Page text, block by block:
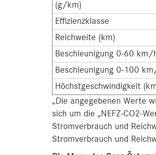
(g/km)
Effizienzklasse
Reichweite (km)
Beschleunigung 0-60 km/
Beschleunigung 0-100
Höchstgeschwindigkeit
„Die angegebenen Werte
sich um die „NEFZ-CO2-
Stromverbrauch und
Stromverbrauch und